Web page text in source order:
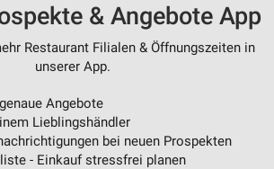
& Angebote App
Restaurant Filialen & Öffnungszeiten in
unserer App.
Angebote
Lieblingshändler
bei neuen Prospekten
- Einkauf stressfrei planen